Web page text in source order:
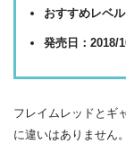
おすすめレベ
発売日：2018/
フレイムレッドとギ
に違いはありません。